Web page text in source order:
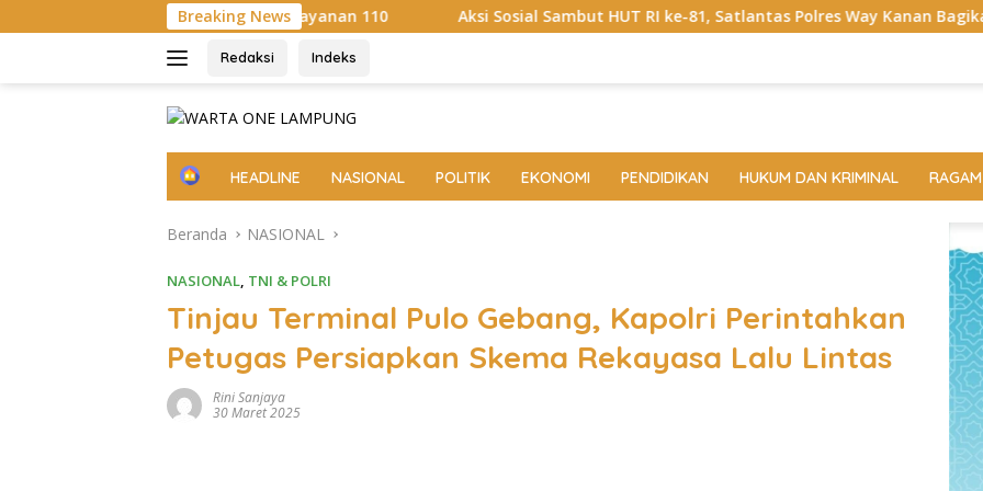
ke
Breaking News
Sosialisasi Layanan 110 Aksi Sosial Sambut HUT RI ke-81, Satlantas Polres Way Kanan Bagikan Bendera Merah Putih
Redaksi Indeks
H
e
HEADLINE NASIONAL POLITIK EKONOMI PENDIDIKAN HUKUM DAN KRIMINAL RAGAM
Beranda NASIONAL
NASIONAL TNI & POLRI
Tinjau Terminal Pulo Gebang, Kapolri Perintahkan
Petugas Persiapkan Skema Rekayasa Lalu Lintas
Rini Sanjaya
30 Maret 2025